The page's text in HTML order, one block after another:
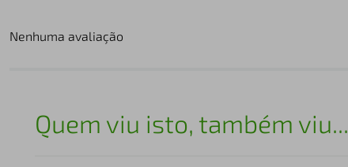
Nenhuma avaliação
Quem viu isto, também viu...